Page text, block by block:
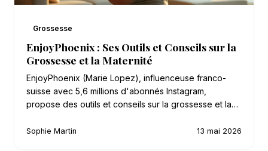
Grossesse
EnjoyPhoenix : Ses Outils et Conseils sur la
Grossesse et la Maternité
EnjoyPhoenix (Marie Lopez), influenceuse franco-
suisse avec 5,6 millions d'abonnés Instagram,
propose des outils et conseils sur la grossesse et la…
Sophie Martin 13 mai 2026